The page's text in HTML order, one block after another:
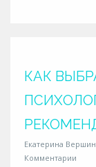
решает
разные
КАК
Екатерина
Комментарии